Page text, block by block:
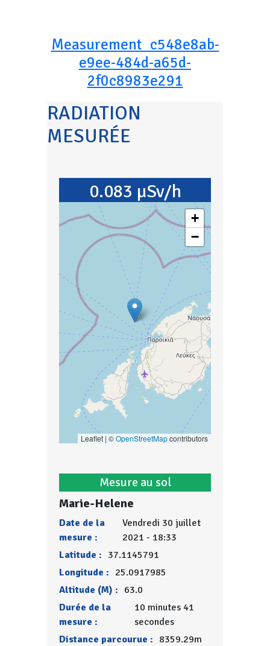
Measurement_c548e8ab-
e9ee-484d-a65d-
2f0c8983e291
RADIATION
MESURÉE
0.083 µSv/h
+
−
Leaflet | ©OpenStreetMapcontributors
Mesure au sol
Marie-Helene
Date de la
mesure :
Vendredi 30 juillet
2021 - 18:33
Latitude : 37.1145791
Longitude : 25.0917985
Altitude (M) : 63.0
Durée de la
mesure :
10 minutes 41
secondes
Distance parcourue : 8359.29m